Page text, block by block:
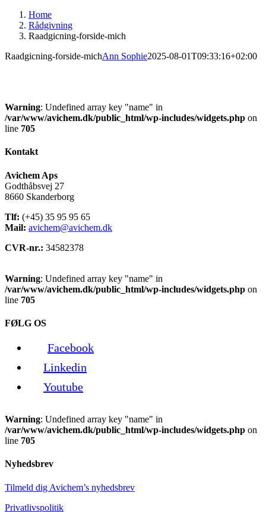
Home
Rådgivning
Raadgicning-forside-mich
Raadgicning-forside-michAnn Sophie2025-08-01T09:33:16+02:00
Warning: Undefined array key "name" in
/var/www/avichem.dk/public_html/wp-includes/widgets.php on
line 705
Kontakt
Avichem Aps
Godthåbsvej 27
8660 Skanderborg
Tlf: (+45) 35 95 95 65
Mail: avichem@avichem.dk
CVR-nr.: 34582378
Warning: Undefined array key "name" in
/var/www/avichem.dk/public_html/wp-includes/widgets.php on
line 705
FØLG OS
Facebook
Linkedin
Youtube
Warning: Undefined array key "name" in
/var/www/avichem.dk/public_html/wp-includes/widgets.php on
line 705
Nyhedsbrev
Tilmeld dig Avichem’s nyhedsbrev
Privatlivspolitik